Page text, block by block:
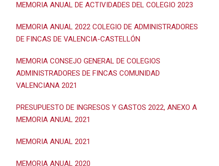
MEMORIA ANUAL DE ACTIVIDADES DEL COLEGIO 2023
MEMORIA ANUAL 2022 COLEGIO DE ADMINISTRADORES
DE FINCAS DE VALENCIA-CASTELLÓN
MEMORIA CONSEJO GENERAL DE COLEGIOS
ADMINISTRADORES DE FINCAS COMUNIDAD
VALENCIANA 2021
PRESUPUESTO DE INGRESOS Y GASTOS 2022, ANEXO A
MEMORIA ANUAL 2021
MEMORIA ANUAL 2021
MEMORIA ANUAL 2020